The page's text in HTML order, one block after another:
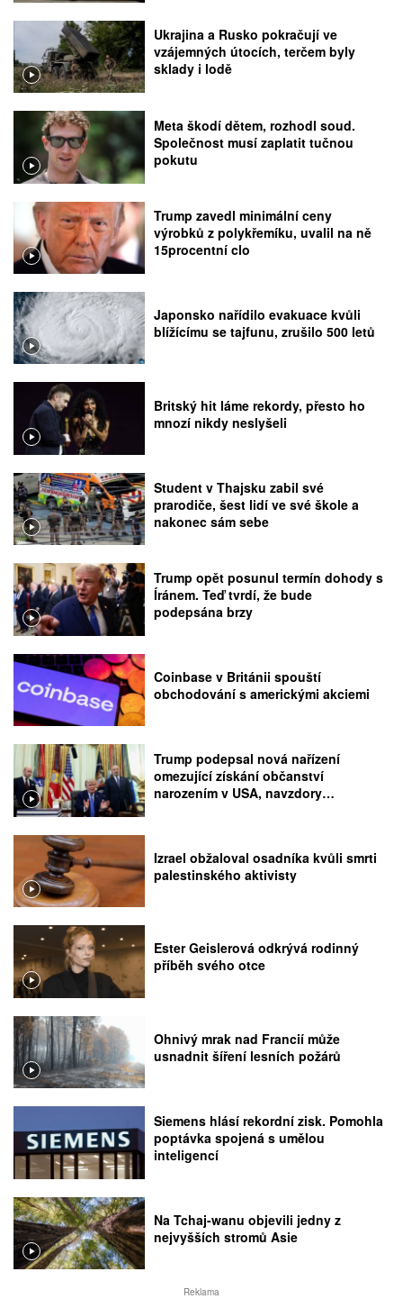
Ukrajina a Rusko pokračují ve
vzájemných útocích, terčem byly
sklady i lodě
Meta škodí dětem, rozhodl soud.
Společnost musí zaplatit tučnou
pokutu
Trump zavedl minimální ceny
výrobků z polykřemíku, uvalil na ně
15procentní clo
Japonsko nařídilo evakuace kvůli
blížícímu se tajfunu, zrušilo 500 letů
Britský hit láme rekordy, přesto ho
mnozí nikdy neslyšeli
Student v Thajsku zabil své
prarodiče, šest lidí ve své škole a
nakonec sám sebe
Trump opět posunul termín dohody s
Íránem. Teď tvrdí, že bude
podepsána brzy
Coinbase v Británii spouští
obchodování s americkými akciemi
Trump podepsal nová nařízení
omezující získání občanství
narozením v USA, navzdory
Izrael obžaloval osadníka kvůli smrti
palestinského aktivisty
Ester Geislerová odkrývá rodinný
příběh svého otce
Ohnivý mrak nad Francií může
usnadnit šíření lesních požárů
Siemens hlásí rekordní zisk. Pomohla
poptávka spojená s umělou
inteligencí
Na Tchaj-wanu objevili jedny z
nejvyšších stromů Asie
Reklama